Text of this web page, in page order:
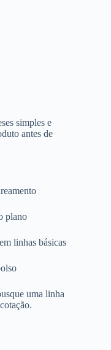
simples e
antes de
plano
linhas básicas
uma linha